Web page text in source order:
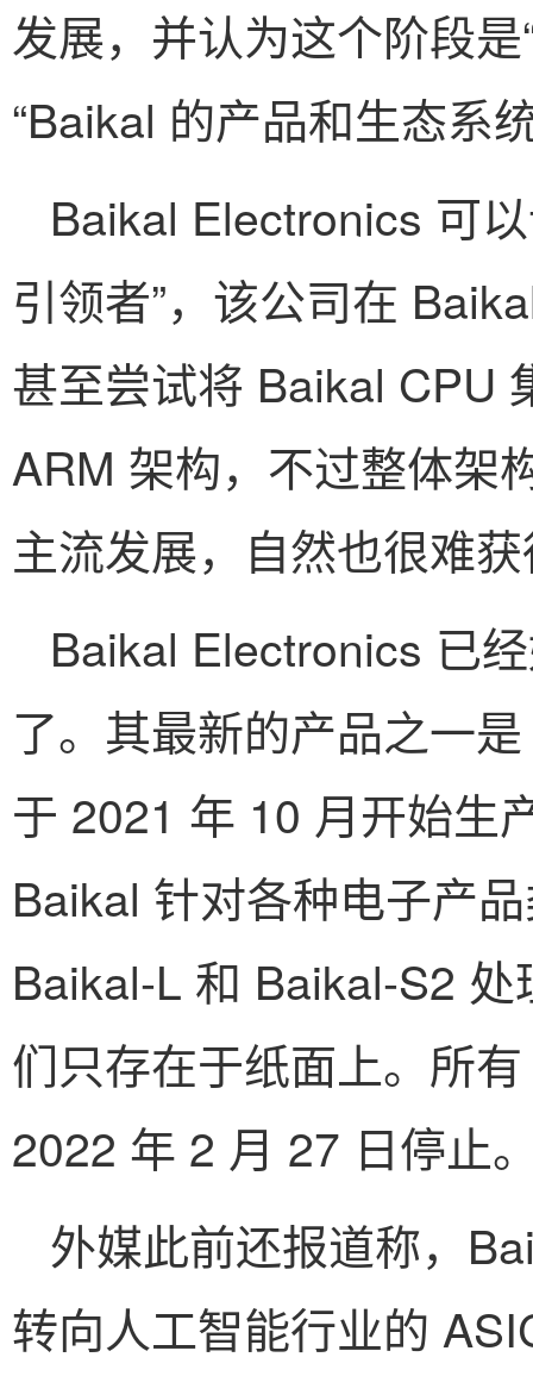
发展，并认为这个阶段
“Baikal 的产品和生态系
Baikal Electronics 可
引领者”，该公司在
甚至尝试将 Baikal CPU
ARM 架构，不过整体架
主流发展，自然也很难
Baikal Electronics 已
了。其最新的产品之一
于 2021 年 10 月开始生
Baikal 针对各种电子产
Baikal-L 和 Baikal-S2
们只存在于纸面上。所
2022 年 2 月 27 日停止
外媒此前还报道称，
转向人工智能行业的